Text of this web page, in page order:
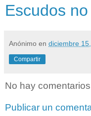
Escudos
Anónimo en diciembre
Compartir
No hay
Publicar un